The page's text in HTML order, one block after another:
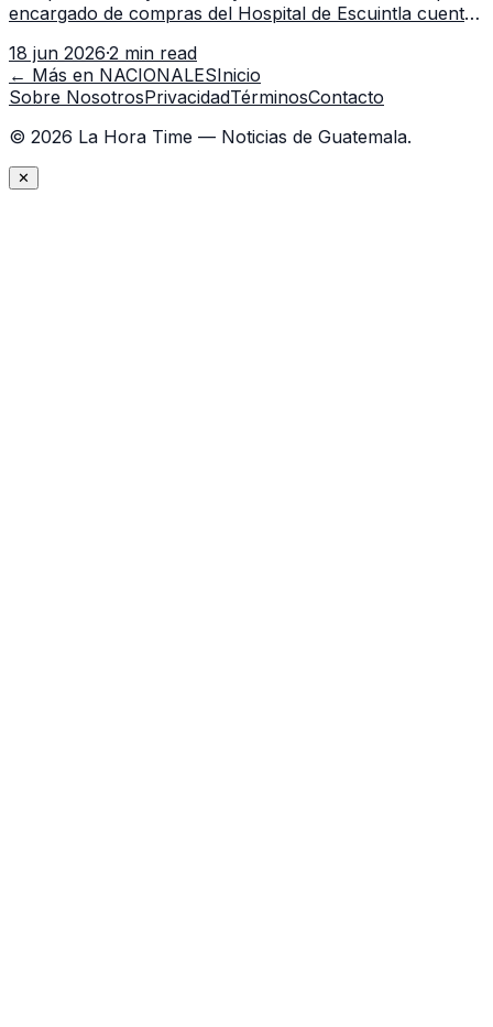
encargado de compras del Hospital de Escuintla cuenta
capacitación en la capital.
18 jun 2026·2 min read
← Más en NACIONALESInicio
Sobre NosotrosPrivacidadTérminosContacto
© 2026 La Hora Time — Noticias de Guatemala.